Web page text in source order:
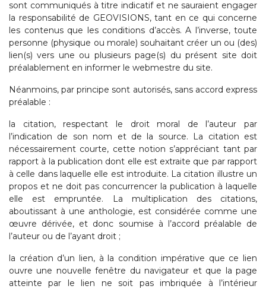
sont communiqués à titre indicatif et ne sauraient engager
la responsabilité de GEOVISIONS, tant en ce qui concerne
les contenus que les conditions d’accès. A l’inverse, toute
personne (physique ou morale) souhaitant créer un ou (des)
lien(s) vers une ou plusieurs page(s) du présent site doit
préalablement en informer le webmestre du site.
Néanmoins, par principe sont autorisés, sans accord express
préalable :
la citation, respectant le droit moral de l’auteur par
l’indication de son nom et de la source. La citation est
nécessairement courte, cette notion s’appréciant tant par
rapport à la publication dont elle est extraite que par rapport
à celle dans laquelle elle est introduite. La citation illustre un
propos et ne doit pas concurrencer la publication à laquelle
elle est empruntée. La multiplication des citations,
aboutissant à une anthologie, est considérée comme une
œuvre dérivée, et donc soumise à l’accord préalable de
l’auteur ou de l’ayant droit ;
la création d’un lien, à la condition impérative que ce lien
ouvre une nouvelle fenêtre du navigateur et que la page
atteinte par le lien ne soit pas imbriquée à l’intérieur